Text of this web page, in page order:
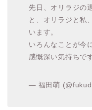
先日、オリラジの
と、オリラジと私
います。
いろんなことが今
感慨深い気持ちで
— 福田萌